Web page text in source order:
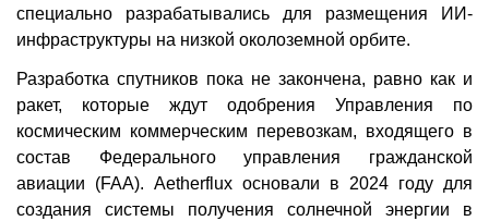
специально разрабатывались для размещения ИИ-
инфраструктуры на низкой околоземной орбите.
Разработка спутников пока не закончена, равно как и
ракет, которые ждут одобрения Управления по
космическим коммерческим перевозкам, входящего в
состав Федерального управления гражданской
авиации (FAA). Aetherflux основали в 2024 году для
создания системы получения солнечной энергии в